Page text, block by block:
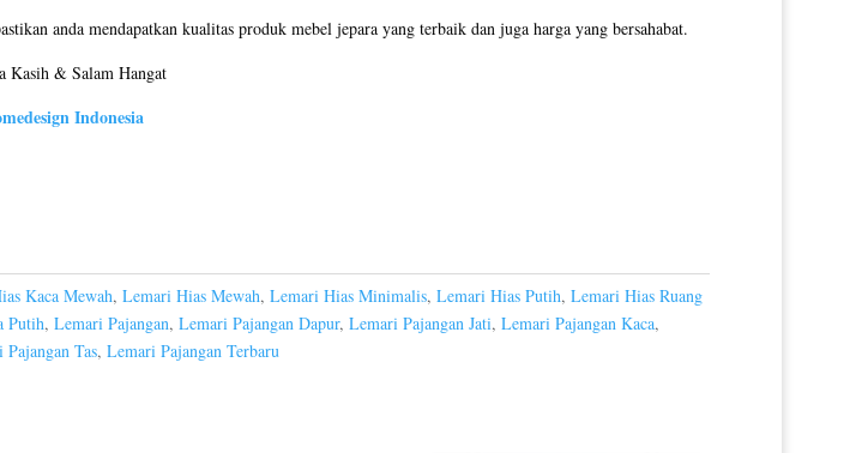
anda mendapatkan kualitas produk mebel jepara yang terbaik dan juga harga yang bersahabat.
Kasih & Salam Hangat
Indonesia
Kaca Mewah, Lemari Hias Mewah, Lemari Hias Minimalis, Lemari Hias Putih, Lemari Hias Ruang
Putih, Lemari Pajangan, Lemari Pajangan Dapur, Lemari Pajangan Jati, Lemari Pajangan Kaca,
Tas, Lemari Pajangan Terbaru